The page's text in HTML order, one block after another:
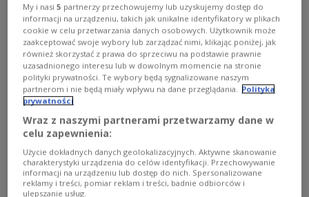
Konkurs fotograficzny "Pamięć »W«
kadrze" z okazji rocznicy powstania
warszawskiego
W 81. rocznicę wybuchu powstania warszawskiego
Muzeum Powstania Warszawskiego, po raz siódmy,
My i nasi5 partnerzy przechowujemy lub uzyskujemy dostęp do
informacji na urządzeniu, takich jak unikalne identyfikatory w plikach
cookie w celu przetwarzania danych osobowych. Użytkownik może
zaakceptować swoje wybory lub zarządzać nimi, klikając poniżej, jak
również skorzystać z prawa do sprzeciwu na podstawie prawnie
uzasadnionego interesu lub w dowolnym momencie na stronie
polityki prywatności. Te wybory będą sygnalizowane naszym
partnerom i nie będą miały wpływu na dane przeglądania.
Polityka
prywatności
Wraz z naszymi partnerami przetwarzamy dane w
celu zapewnienia:
Użycie dokładnych danych geolokalizacyjnych. Aktywne skanowanie
charakterystyki urządzenia do celów identyfikacji. Przechowywanie
informacji na urządzeniu lub dostęp do nich. Spersonalizowane
reklamy i treści, pomiar reklam i treści, badnie odbiorców i
ulepszanie usług.